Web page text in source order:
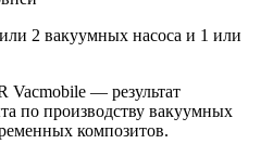
2 вакуумных насоса и 1 или
— результат
по производству вакуумных
композитов.